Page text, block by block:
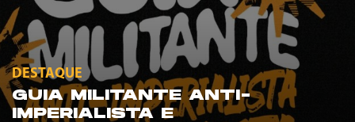
DESTAQUE
GUIA MILITANTE ANTI-
IMPERIALISTA E